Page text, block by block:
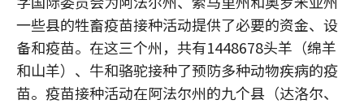
一些县的牲畜疫苗接种活动提供了必要的资金、设
备和疫苗。在这三个州，共有1448678头羊（绵羊
和山羊）、牛和骆驼接种了预防多种动物疾病的疫
苗。疫苗接种活动在阿法尔州的九个县（达洛尔、